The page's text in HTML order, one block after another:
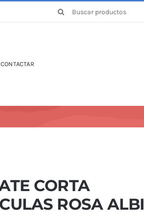
Buscar:
CONTACTAR
CORTA
ROSA ALBI